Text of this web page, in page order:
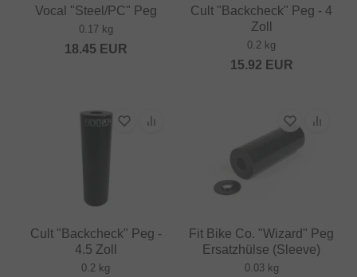
Vocal "Steel/PC" Peg
0.17 kg
18.45 EUR
Cult "Backcheck" Peg - 4
Zoll
0.2 kg
15.92 EUR
Cult "Backcheck" Peg -
4.5 Zoll
0.2 kg
Fit Bike Co. "Wizard" Peg
Ersatzhülse (Sleeve)
0.03 kg